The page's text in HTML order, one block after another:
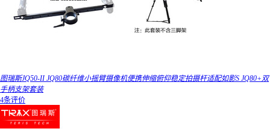
图瑞斯JQ50-II JQ80碳纤维小摇臂摄像机便携伸缩俯仰稳定拍摄杆适配如影S JQ80+双
手柄支架套装
4条评价